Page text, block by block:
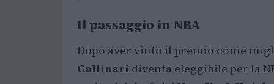
Il passaggio in NBA
Dopo aver vinto il premio come
Gallinari diventa eleggibile per la